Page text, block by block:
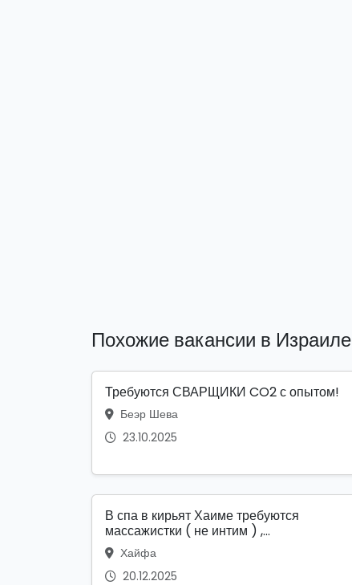
Похожие вакансии в Израиле
Требуются СВАРЩИКИ CO2 с опытом!
Беэр Шева
23.10.2025
В спа в кирьят Хаиме требуются
массажистки ( не интим ) ,...
Хайфа
20.12.2025